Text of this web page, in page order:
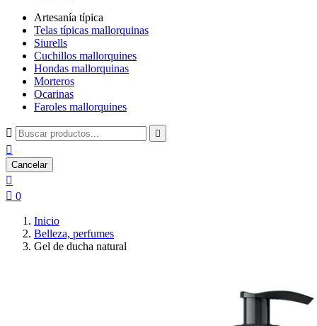
Artesanía típica
Telas típicas mallorquinas
Siurells
Cuchillos mallorquines
Hondas mallorquinas
Morteros
Ocarinas
Faroles mallorquines
 

Cancelar

 0
Inicio
Belleza, perfumes
Gel de ducha natural